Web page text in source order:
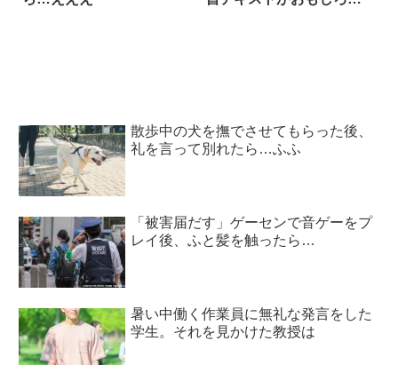
散歩中の犬を撫でさせてもらった後、
礼を言って別れたら…ふふ
「被害届だす」ゲーセンで音ゲーをプ
レイ後、ふと髪を触ったら…
暑い中働く作業員に無礼な発言をした
学生。それを見かけた教授は